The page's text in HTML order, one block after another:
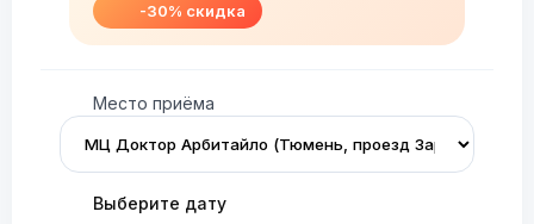
-30% скидка
Место приёма
Выберите дату